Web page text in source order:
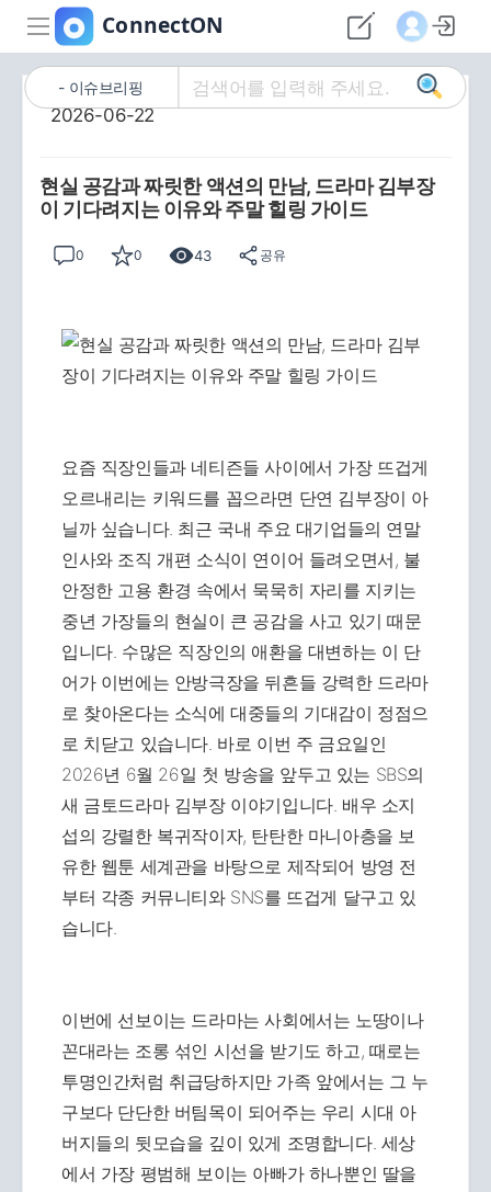
이슈브리핑
2026-06-22
현실 공감과 짜릿한 액션의 만남, 드라마 김부장
이 기다려지는 이유와 주말 힐링 가이드
0 0 43 공유
요즘 직장인들과 네티즌들 사이에서 가장 뜨겁게
오르내리는 키워드를 꼽으라면 단연 김부장이 아
닐까 싶습니다. 최근 국내 주요 대기업들의 연말
인사와 조직 개편 소식이 연이어 들려오면서, 불
안정한 고용 환경 속에서 묵묵히 자리를 지키는
중년 가장들의 현실이 큰 공감을 사고 있기 때문
입니다. 수많은 직장인의 애환을 대변하는 이 단
어가 이번에는 안방극장을 뒤흔들 강력한 드라마
로 찾아온다는 소식에 대중들의 기대감이 정점으
로 치닫고 있습니다. 바로 이번 주 금요일인
2026년 6월 26일 첫 방송을 앞두고 있는 SBS의
새 금토드라마 김부장 이야기입니다. 배우 소지
섭의 강렬한 복귀작이자, 탄탄한 마니아층을 보
유한 웹툰 세계관을 바탕으로 제작되어 방영 전
부터 각종 커뮤니티와 SNS를 뜨겁게 달구고 있
습니다.
이번에 선보이는 드라마는 사회에서는 노땅이나
꼰대라는 조롱 섞인 시선을 받기도 하고, 때로는
투명인간처럼 취급당하지만 가족 앞에서는 그 누
구보다 단단한 버팀목이 되어주는 우리 시대 아
버지들의 뒷모습을 깊이 있게 조명합니다. 세상
에서 가장 평범해 보이는 아빠가 하나뿐인 딸을